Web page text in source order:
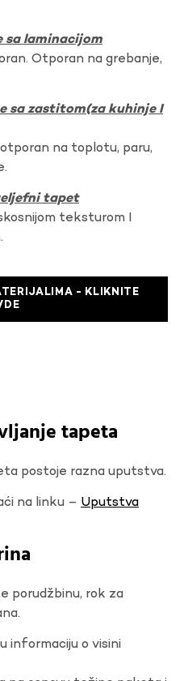
sa laminacijom
Otporan na grebanje,
sa zastitom(za kuhinje I
na toplotu, paru,
tapet
teksturom I
- KLIKNITE
tapeta
postoje razna uputstva.
na linku – Uputstva
porudžbinu, rok za
informaciju o visini